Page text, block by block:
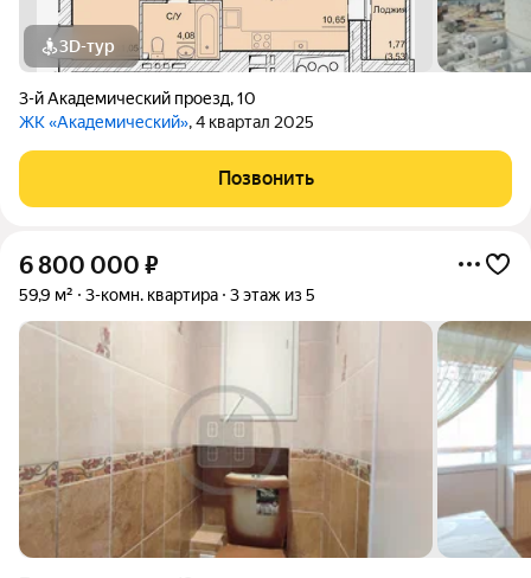
3D-тур
3-й Академический проезд,10
ЖК «Академический», 4 квартал 2025
Позвонить
6 800 000 ₽
59,9 м² 3-комн. квартира 3 этаж из 5